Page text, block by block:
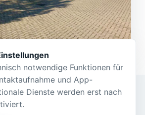
notwendige Funktionen für
und App-
Dienste werden erst nach